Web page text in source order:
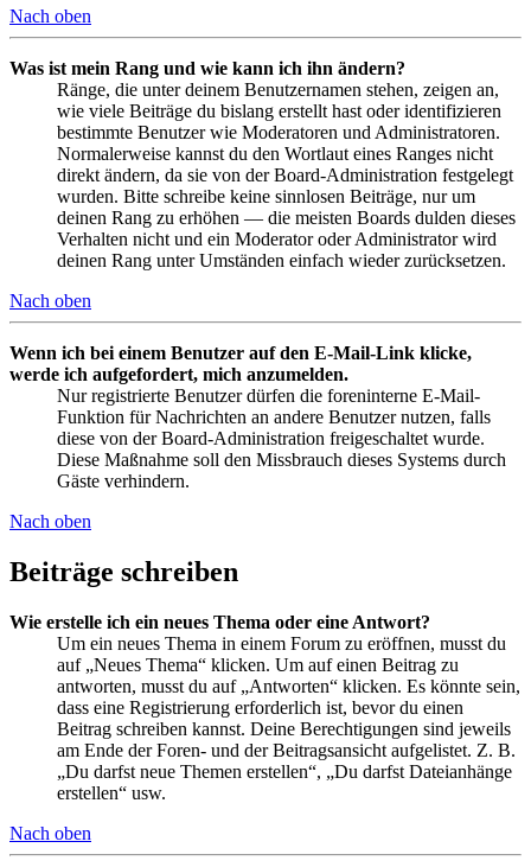
Nach oben
Was ist mein Rang und wie kann ich ihn ändern?
Ränge, die unter deinem Benutzernamen stehen, zeigen an,
wie viele Beiträge du bislang erstellt hast oder identifizieren
bestimmte Benutzer wie Moderatoren und Administratoren.
Normalerweise kannst du den Wortlaut eines Ranges nicht
direkt ändern, da sie von der Board-Administration festgelegt
wurden. Bitte schreibe keine sinnlosen Beiträge, nur um
deinen Rang zu erhöhen — die meisten Boards dulden dieses
Verhalten nicht und ein Moderator oder Administrator wird
deinen Rang unter Umständen einfach wieder zurücksetzen.
Nach oben
Wenn ich bei einem Benutzer auf den E-Mail-Link klicke,
werde ich aufgefordert, mich anzumelden.
Nur registrierte Benutzer dürfen die foreninterne E-Mail-
Funktion für Nachrichten an andere Benutzer nutzen, falls
diese von der Board-Administration freigeschaltet wurde.
Diese Maßnahme soll den Missbrauch dieses Systems durch
Gäste verhindern.
Nach oben
Beiträge schreiben
Wie erstelle ich ein neues Thema oder eine Antwort?
Um ein neues Thema in einem Forum zu eröffnen, musst du
auf „Neues Thema“ klicken. Um auf einen Beitrag zu
antworten, musst du auf „Antworten“ klicken. Es könnte sein,
dass eine Registrierung erforderlich ist, bevor du einen
Beitrag schreiben kannst. Deine Berechtigungen sind jeweils
am Ende der Foren- und der Beitragsansicht aufgelistet. Z. B.
„Du darfst neue Themen erstellen“, „Du darfst Dateianhänge
erstellen“ usw.
Nach oben